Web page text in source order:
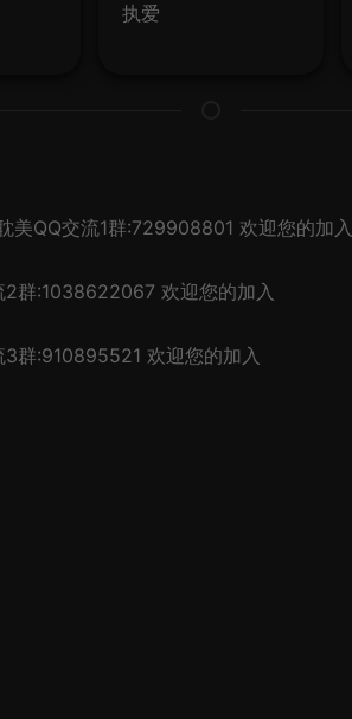
执爱
美QQ交流1群:729908801 欢迎您的加入
2群:1038622067 欢迎您的加入
3群:910895521 欢迎您的加入